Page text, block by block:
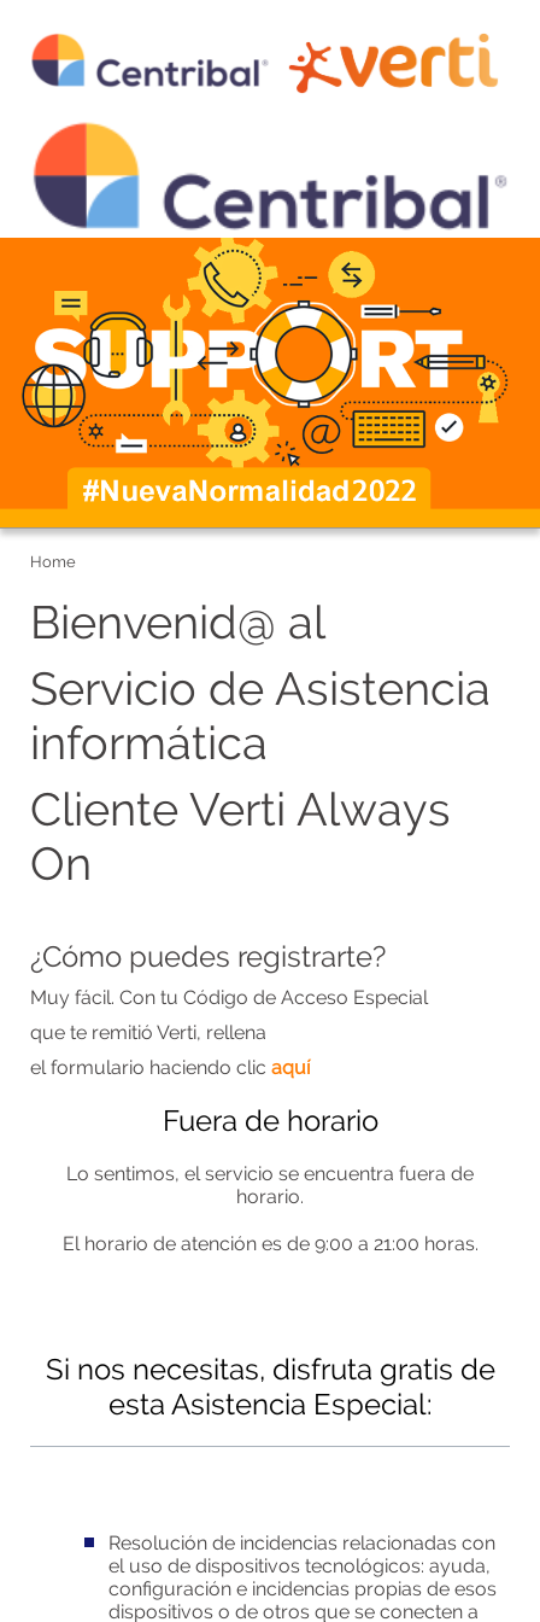
Home
Bienvenid@ al
Servicio de Asistencia
informática
Cliente Verti Always
On
¿Cómo puedes registrarte?
Muy fácil. Con tu Código de Acceso Especial
que te remitió Verti, rellena
el formulario haciendo clic aquí
Fuera de horario
Lo sentimos, el servicio se encuentra fuera de
horario.
El horario de atención es de 9:00 a 21:00 horas.
Si nos necesitas, disfruta gratis de
esta Asistencia Especial:
Resolución de incidencias relacionadas con
el uso de dispositivos tecnológicos: ayuda,
configuración e incidencias propias de esos
dispositivos o de otros que se conecten a